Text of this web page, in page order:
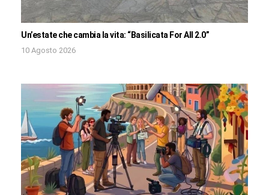
Un’estate che cambia la vita: “Basilicata For All 2.0”
10 Agosto 2026